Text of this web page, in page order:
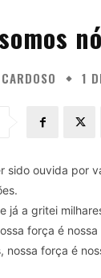
1
sido ouvida por
já a gritei
força é nossa
nossa força é